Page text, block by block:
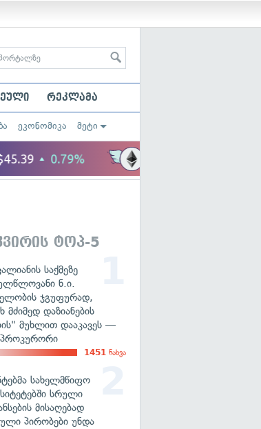
რეკლამა
ეკონომიკა მეტი
ტოპ-5
საქმეზე
ნ.ი.
ჯგუფურად,
მძიმედ დაზიანების
მუხლით დააკავეს —
პროკურორი
1451 ნახვა
სახელმწიფო
სრული
მისაღებად
პირობები უნდა